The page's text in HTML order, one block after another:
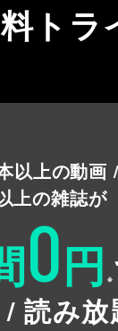
トラ
以上の動画 /
上の雑誌が
0円 ※
/ 読み放